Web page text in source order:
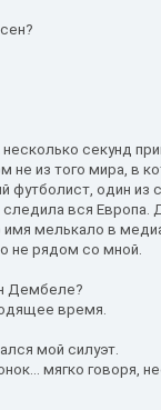
несколько секунд
из того мира, в
один из
следила вся
имя мелькало в
не рядом со мной.
Дембеле?
время.
мой силуэт.
мягко говоря,